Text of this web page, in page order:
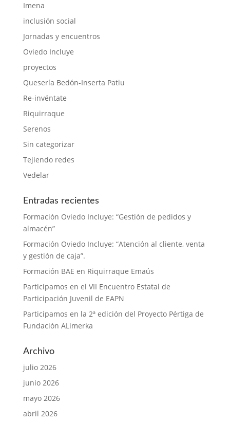
Imena
inclusión social
Jornadas y encuentros
Oviedo Incluye
proyectos
Quesería Bedón-Inserta Patiu
Re-invéntate
Riquirraque
Serenos
Sin categorizar
Tejiendo redes
Vedelar
Entradas recientes
Formación Oviedo Incluye: “Gestión de pedidos y
almacén”
Formación Oviedo Incluye: “Atención al cliente, venta
y gestión de caja”.
Formación BAE en Riquirraque Emaús
Participamos en el VII Encuentro Estatal de
Participación Juvenil de EAPN
Participamos en la 2ª edición del Proyecto Pértiga de
Fundación ALimerka
Archivo
julio 2026
junio 2026
mayo 2026
abril 2026